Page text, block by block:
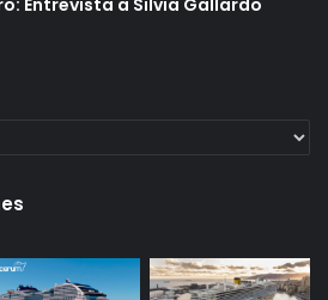
Entrevista a Silvia Gallardo